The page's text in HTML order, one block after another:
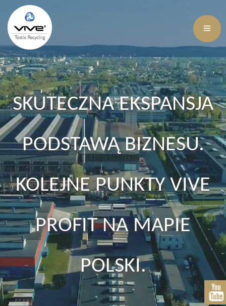
SKUTECZNA EKSPANSJA
PODSTAWĄ BIZNESU.
KOLEJNE PUNKTY VIVE
PROFIT NA MAPIE
POLSKI.